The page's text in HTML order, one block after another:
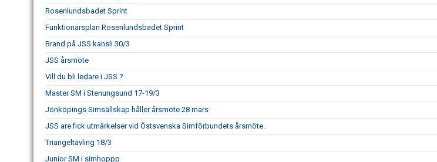
Rosenlundsbadet Sprint
Funktionärsplan Rosenlundsbadet Sprint
Brand på JSS kansli 30/3
JSS årsmöte
Vill du bli ledare i JSS ?
Master SM i Stenungsund 17-19/3
Jönköpings Simsällskap håller årsmöte 28 mars
JSS are fick utmärkelser vid Östsvenska Simförbundets årsmöte.
Triangeltävling 18/3
Junior SM i simhoppp